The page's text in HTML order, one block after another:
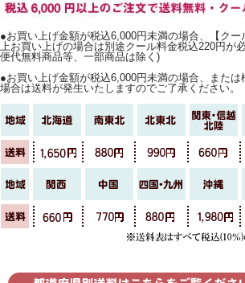
●お買い上げ金額が税込6,000円未満の場合、【クー
上お買い上げの場合は別途クール料金税込220円が
便代無料商品等、一部商品は除く)
●お買い上げ金額が税込6,000円未満の場合、また
場合は送料が発生いたしますのでご了承ください。